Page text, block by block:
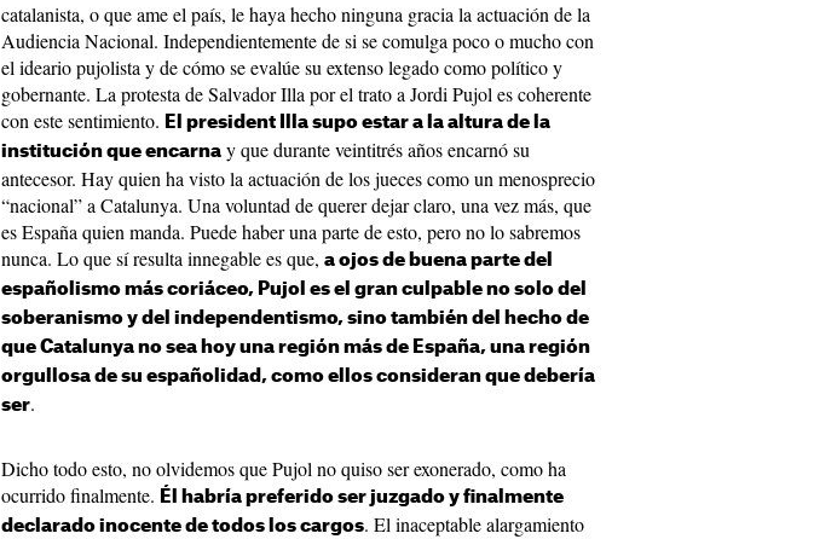
catalanista, o que ame el país, le haya hecho ninguna gracia la actuación de la
Audiencia Nacional. Independientemente de si se comulga poco o mucho con
el ideario pujolista y de cómo se evalúe su extenso legado como político y
gobernante. La protesta de Salvador Illa por el trato a Jordi Pujol es coherente
con este sentimiento. El president Illa supo estar a la altura de la
institución que encarna y que durante veintitrés años encarnó su
antecesor. Hay quien ha visto la actuación de los jueces como un menosprecio
“nacional” a Catalunya. Una voluntad de querer dejar claro, una vez más, que
es España quien manda. Puede haber una parte de esto, pero no lo sabremos
nunca. Lo que sí resulta innegable es que, a ojos de buena parte del
españolismo más coriáceo, Pujol es el gran culpable no solo del
soberanismo y del independentismo, sino también del hecho de
que Catalunya no sea hoy una región más de España, una región
orgullosa de su españolidad, como ellos consideran que debería
ser.
Dicho todo esto, no olvidemos que Pujol no quiso ser exonerado, como ha
ocurrido finalmente. Él habría preferido ser juzgado y finalmente
declarado inocente de todos los cargos. El inaceptable alargamiento